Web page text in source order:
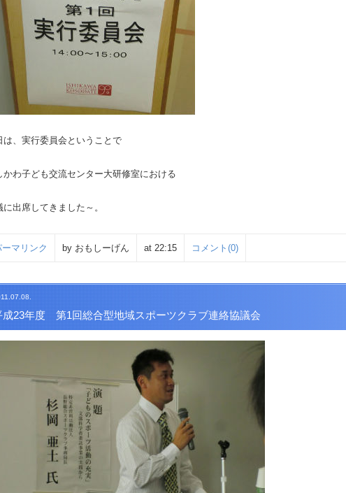
は、実行委員会ということで
かわ子ども交流センター大研修室における
に出席してきました～。
ーマリンク by おもしーげん at 22:15 コメント(0)
成23年度 第1回総合型地域スポーツクラブ連絡協議会